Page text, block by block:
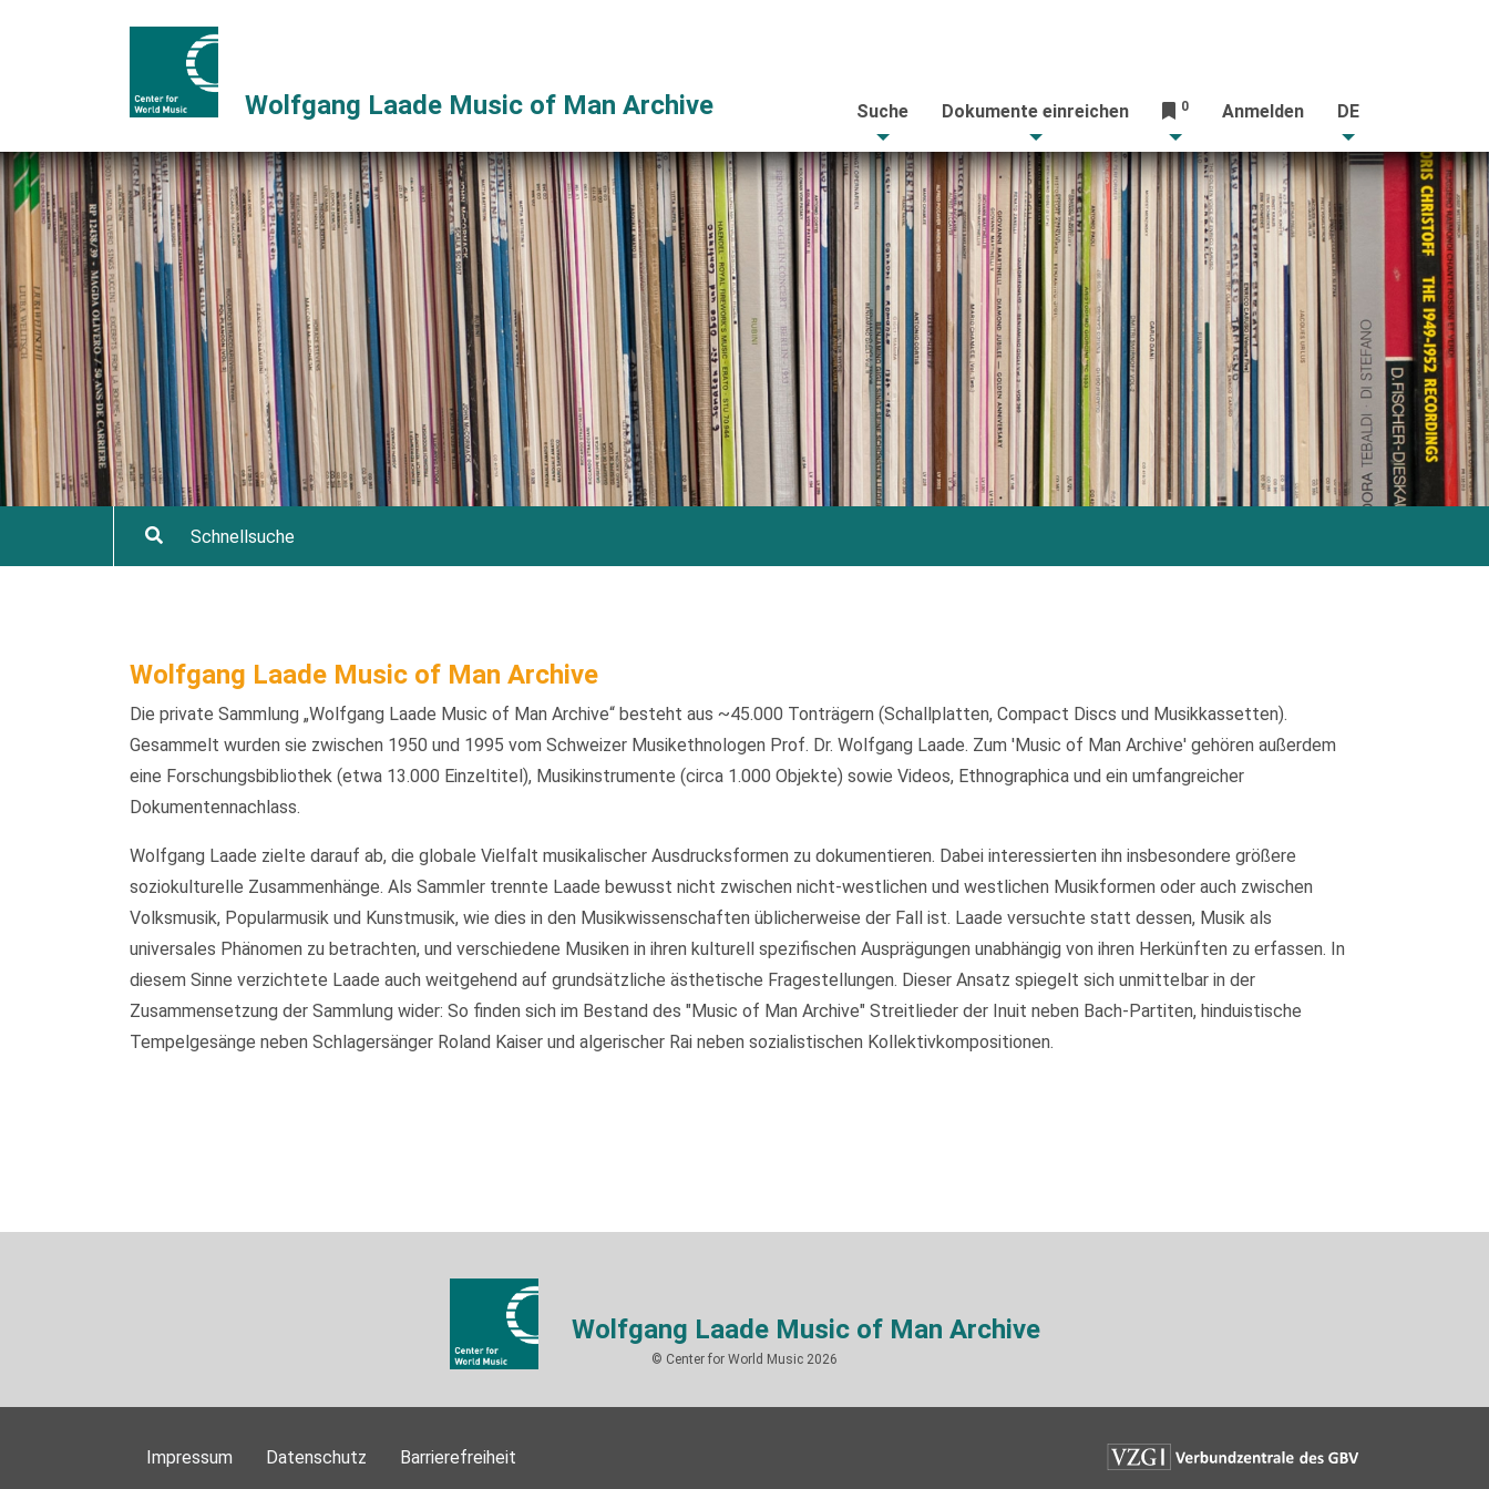
Wolfgang Laade Music of Man Archive Suche Dokumente einreichen 0 Anmelden DE
Wolfgang Laade Music of Man Archive
Die private Sammlung „Wolfgang Laade Music of Man Archive“ besteht aus ~45.000 Tonträgern (Schallplatten, Compact Discs und Musikkassetten).
Gesammelt wurden sie zwischen 1950 und 1995 vom Schweizer Musikethnologen Prof. Dr. Wolfgang Laade. Zum 'Music of Man Archive' gehören außerdem
eine Forschungsbibliothek (etwa 13.000 Einzeltitel), Musikinstrumente (circa 1.000 Objekte) sowie Videos, Ethnographica und ein umfangreicher
Dokumentennachlass.
Wolfgang Laade zielte darauf ab, die globale Vielfalt musikalischer Ausdrucksformen zu dokumentieren. Dabei interessierten ihn insbesondere größere
soziokulturelle Zusammenhänge. Als Sammler trennte Laade bewusst nicht zwischen nicht-westlichen und westlichen Musikformen oder auch zwischen
Volksmusik, Popularmusik und Kunstmusik, wie dies in den Musikwissenschaften üblicherweise der Fall ist. Laade versuchte statt dessen, Musik als
universales Phänomen zu betrachten, und verschiedene Musiken in ihren kulturell spezifischen Ausprägungen unabhängig von ihren Herkünften zu erfassen. In
diesem Sinne verzichtete Laade auch weitgehend auf grundsätzliche ästhetische Fragestellungen. Dieser Ansatz spiegelt sich unmittelbar in der
Zusammensetzung der Sammlung wider: So finden sich im Bestand des "Music of Man Archive" Streitlieder der Inuit neben Bach-Partiten, hinduistische
Tempelgesänge neben Schlagersänger Roland Kaiser und algerischer Rai neben sozialistischen Kollektivkompositionen.
Wolfgang Laade Music of Man Archive
© Center for World Music 2026
Impressum Datenschutz Barrierefreiheit